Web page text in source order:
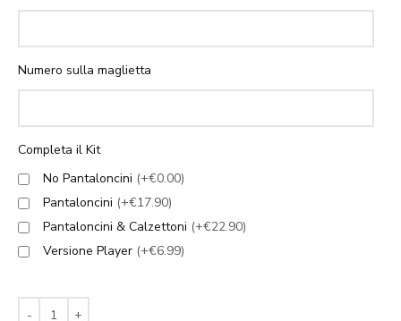
Numero sulla maglietta
Completa il Kit
No Pantaloncini (+€0.00)
Pantaloncini (+€17.90)
Pantaloncini & Calzettoni (+€22.90)
Versione Player (+€6.99)